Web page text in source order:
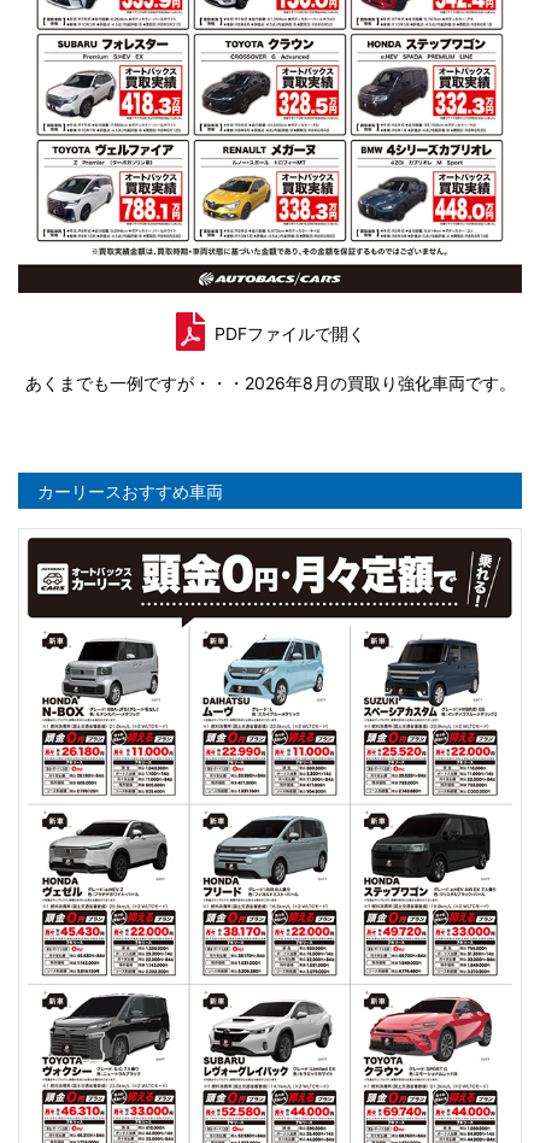
PDFファイルで開く
あくまでも一例ですが・・・2026年8月の買取り強化車両です。
カーリースおすすめ車両